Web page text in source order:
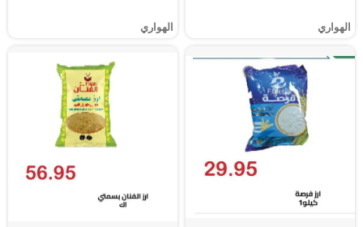
الهواري الهواري